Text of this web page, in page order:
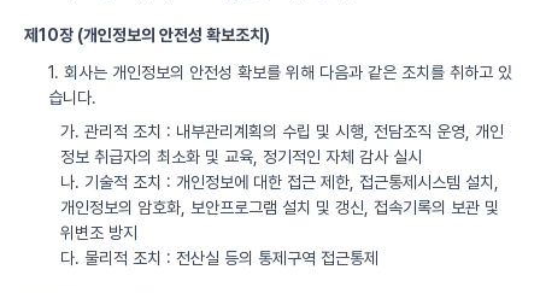
제10장 (개인정보의 안전성 확보조치)
1. 회사는 개인정보의 안전성 확보를 위해 다음과 같은 조치를 취하고 있
습니다.
가. 관리적 조치 : 내부관리계획의 수립 및 시행, 전담조직 운영, 개인
정보 취급자의 최소화 및 교육, 정기적인 자체 감사 실시
나. 기술적 조치 : 개인정보에 대한 접근 제한, 접근통제시스템 설치,
개인정보의 암호화, 보안프로그램 설치 및 갱신, 접속기록의 보관 및
위변조 방지
다. 물리적 조치 : 전산실 등의 통제구역 접근통제